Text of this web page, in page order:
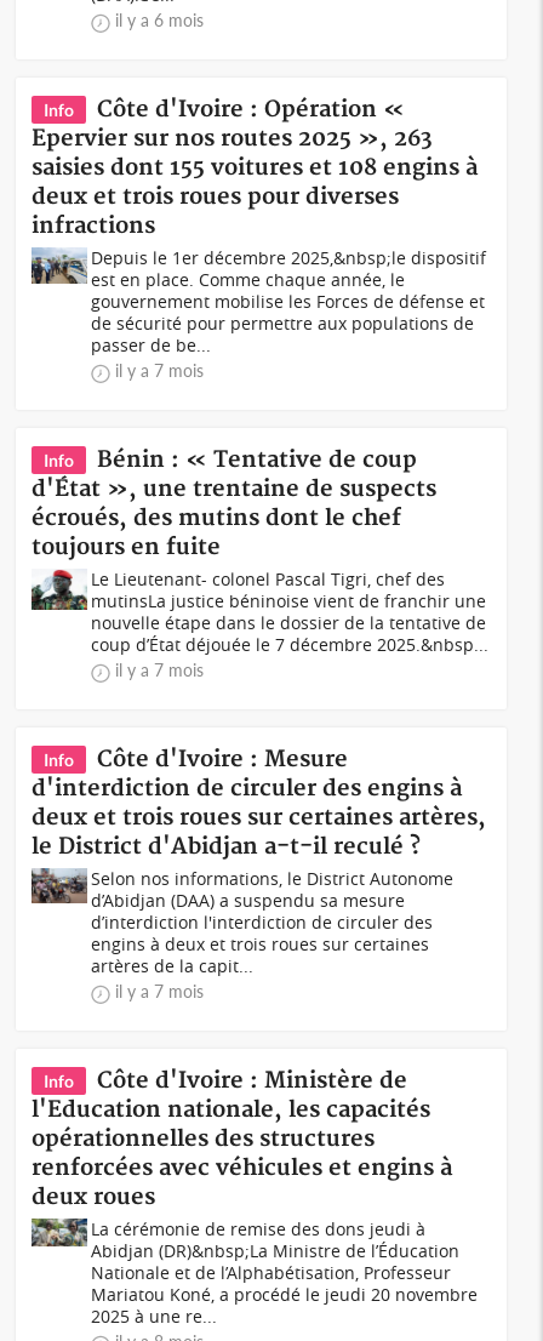
il y a 6 mois
Info
Côte d'Ivoire : Opération «
Epervier sur nos routes 2025 », 263
saisies dont 155 voitures et 108 engins à
deux et trois roues pour diverses
infractions
Depuis le 1er décembre 2025,&nbsp;le dispositif
est en place. Comme chaque année, le
gouvernement mobilise les Forces de défense et
de sécurité pour permettre aux populations de
passer de be...
il y a 7 mois
Info
Bénin : « Tentative de coup
d'État », une trentaine de suspects
écroués, des mutins dont le chef
toujours en fuite
Le Lieutenant- colonel Pascal Tigri, chef des
mutinsLa justice béninoise vient de franchir une
nouvelle étape dans le dossier de la tentative de
coup d’État déjouée le 7 décembre 2025.&nbsp...
il y a 7 mois
Info
Côte d'Ivoire : Mesure
d'interdiction de circuler des engins à
deux et trois roues sur certaines artères,
le District d'Abidjan a-t-il reculé ?
Selon nos informations, le District Autonome
d’Abidjan (DAA) a suspendu sa mesure
d’interdiction l'interdiction de circuler des
engins à deux et trois roues sur certaines
artères de la capit...
il y a 7 mois
Info
Côte d'Ivoire : Ministère de
l'Education nationale, les capacités
opérationnelles des structures
renforcées avec véhicules et engins à
deux roues
La cérémonie de remise des dons jeudi à
Abidjan (DR)&nbsp;La Ministre de l’Éducation
Nationale et de l’Alphabétisation, Professeur
Mariatou Koné, a procédé le jeudi 20 novembre
2025 à une re...